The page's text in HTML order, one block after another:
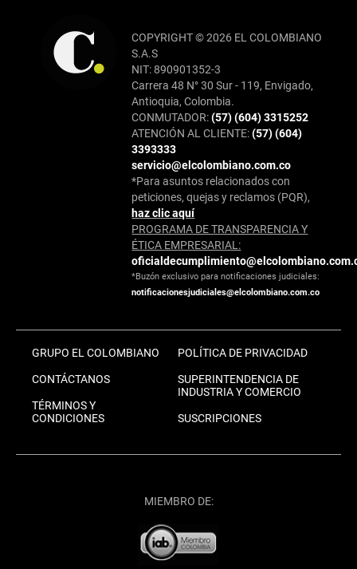
COPYRIGHT © 2026 EL COLOMBIANO
S.A.S
NIT: 890901352-3
Carrera 48 N° 30 Sur - 119, Envigado,
Antioquia, Colombia.
CONMUTADOR:(57) (604) 3315252
ATENCIÓN AL CLIENTE:(57) (604)
3393333
servicio@elcolombiano.com.co
*Para asuntos relacionados con
peticiones, quejas y reclamos (PQR),
haz clic aquí
PROGRAMA DE TRANSPARENCIA Y
ÉTICA EMPRESARIAL:
*Buzón exclusivo para notificaciones judiciales:
notificacionesjudiciales@elcolombiano.com.co
GRUPO EL COLOMBIANO
CONTÁCTANOS
TÉRMINOS Y
CONDICIONES
POLÍTICA DE PRIVACIDAD
SUPERINTENDENCIA DE
INDUSTRIA Y COMERCIO
SUSCRIPCIONES
MIEMBRO DE: